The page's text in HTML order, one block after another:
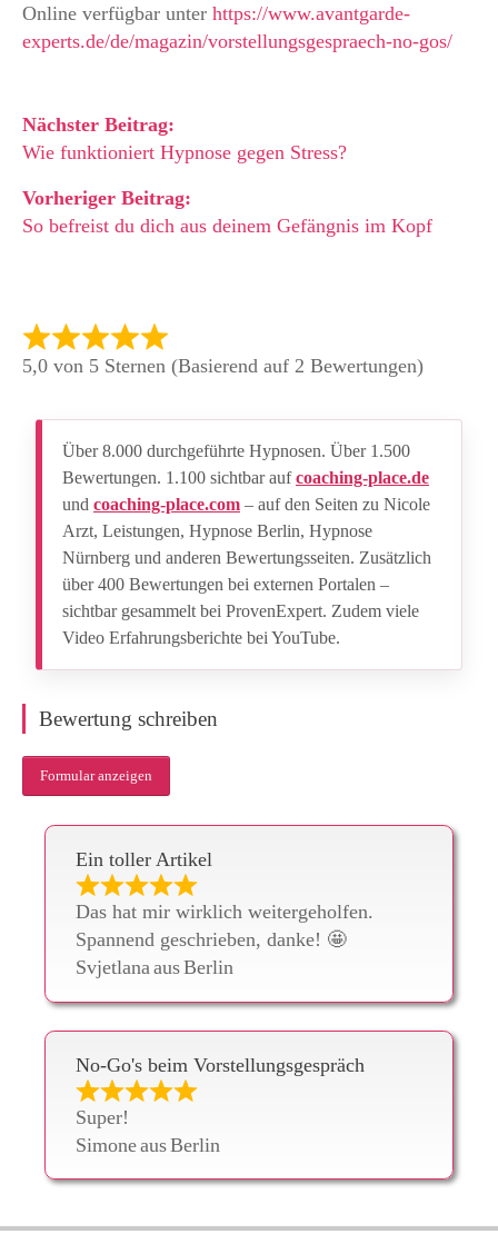
Online verfügbar unter https://www.avantgarde-
experts.de/de/magazin/vorstellungsgespraech-no-gos/
Vorheriger Beitrag:
So befreist du dich aus deinem Gefängnis im Kopf
Nächster Beitrag:
Wie funktioniert Hypnose gegen Stress?
5,0 von 5 Sternen (Basierend auf 2 Bewertungen)
Über 8.000 durchgeführte Hypnosen. Über 1.500
Bewertungen. 1.100 sichtbar aufcoaching-place.de
und coaching-place.com – auf den Seiten zu Nicole
Arzt, Leistungen, Hypnose Berlin, Hypnose
Nürnberg und anderen Bewertungsseiten. Zusätzlich
über 400 Bewertungen bei externen Portalen –
sichtbar gesammelt bei ProvenExpert. Zudem viele
Video Erfahrungsberichte bei YouTube.
Bewertung schreiben
Formular anzeigen
Ein toller Artikel
Das hat mir wirklich weitergeholfen.
Spannend geschrieben, danke! 🤩
Svjetlana ausBerlin
No-Go's beim Vorstellungsgespräch
Super!
SimoneausBerlin